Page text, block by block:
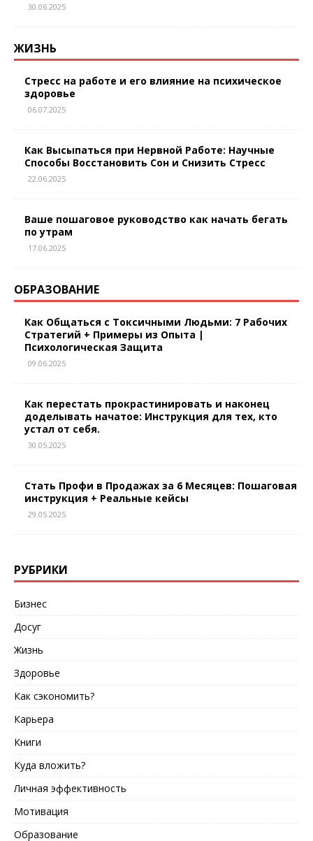
30.06.2025
ЖИЗНЬ
Стресс на работе и его влияние на психическое
здоровье
06.07.2025
Как Высыпаться при Нервной Работе: Научные
Способы Восстановить Сон и Снизить Стресс
22.06.2025
Ваше пошаговое руководство как начать бегать
по утрам
17.06.2025
ОБРАЗОВАНИЕ
Как Общаться с Токсичными Людьми: 7 Рабочих
Стратегий + Примеры из Опыта |
Психологическая Защита
09.06.2025
Как перестать прокрастинировать и наконец
доделывать начатое: Инструкция для тех, кто
устал от себя.
30.05.2025
Стать Профи в Продажах за 6 Месяцев: Пошаговая
инструкция + Реальные кейсы
29.05.2025
РУБРИКИ
Бизнес
Досуг
Жизнь
Здоровье
Как сэкономить?
Карьера
Книги
Куда вложить?
Личная эффективность
Мотивация
Образование